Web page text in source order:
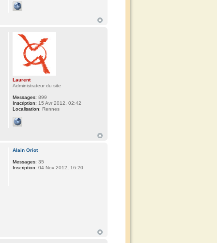
Laurent
Administrateur du site
Messages: 899
Inscription: 15 Avr 2012, 02:42
Localisation: Rennes
Alain Oriot
Messages: 35
Inscription: 04 Nov 2012, 16:20